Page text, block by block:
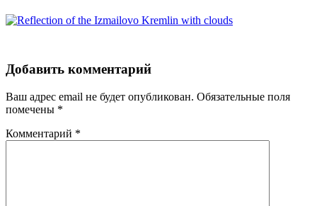
Добавить комментарий
Ваш адрес email не будет опубликован. Обязательные поля
помечены *
Комментарий *